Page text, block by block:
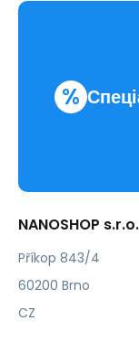
%
NANOSHOP s.r.o.
Příkop 843/4
60200 Brno
CZ